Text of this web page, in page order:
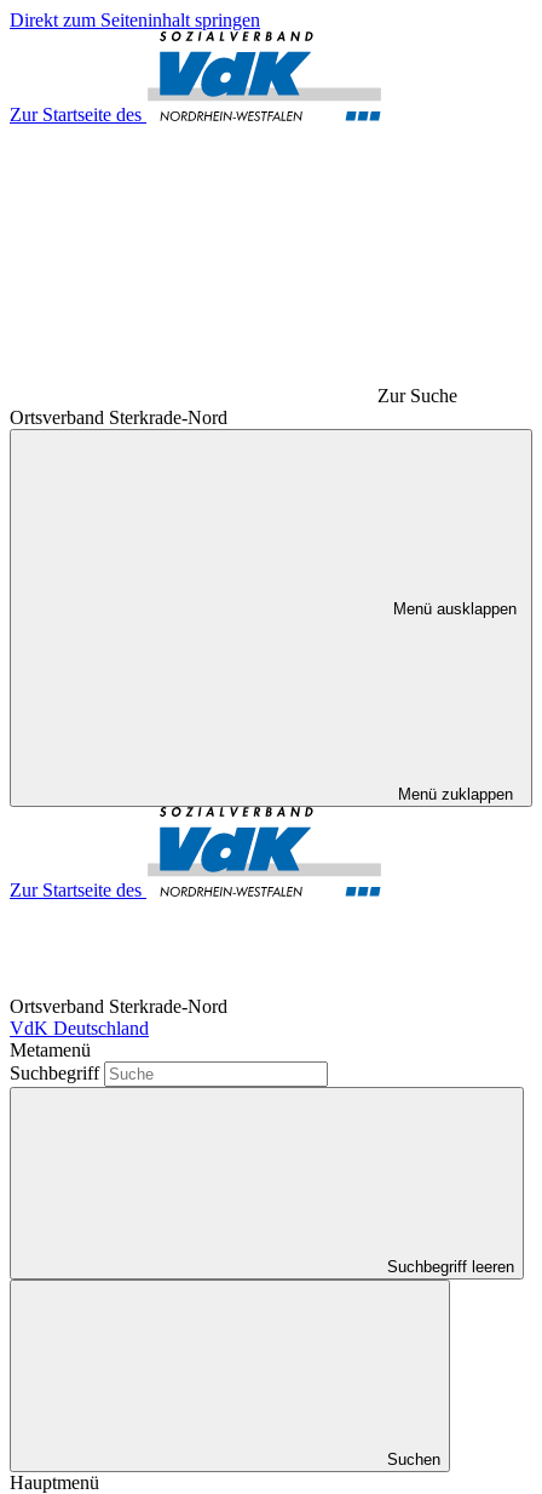
Direkt zum Seiteninhalt springen
Zur Startseite des
Zur Suche
Ortsverband Sterkrade-Nord
Menü ausklappen
Menü zuklappen
Zur Startseite des
Ortsverband Sterkrade-Nord
VdK Deutschland
Metamenü
Suchbegriff
Suchbegriff leeren
Suchen
Hauptmenü